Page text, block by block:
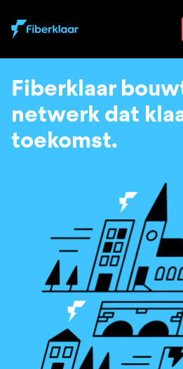
Fiberklaar
netwerk dat
toekomst.